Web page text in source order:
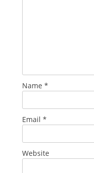
Name *
Email *
Website